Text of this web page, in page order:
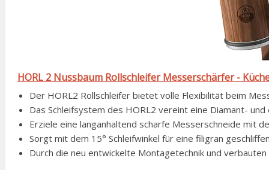
HORL 2 Nussbaum Rollschleifer Messerschärfer -
Der HORL2 Rollschleifer bietet volle Flexibilität beim
Das Schleifsystem des HORL2 vereint eine Diamant-
Erziele eine langanhaltend scharfe Messerschneide mit
Sorgt mit dem 15° Schleifwinkel für eine filigran
Durch die neu entwickelte Montagetechnik und